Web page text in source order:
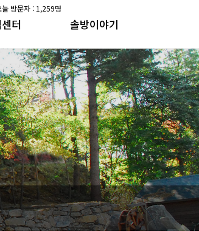
늘 방문자 : 1,259명
터 솔방이야기
항
방 방송일지
솔방지기 건강이야기
항
방 방송일지
솔방지기 건강이야기